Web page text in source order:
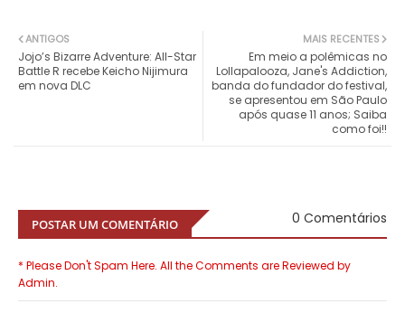
MAIS RECENTES
Em meio a polêmicas no
Lollapalooza, Jane's Addiction,
banda do fundador do festival,
se apresentou em São Paulo
após quase 11 anos; Saiba
como foi!!
ANTIGOS
Jojo’s Bizarre Adventure: All-Star
Battle R recebe Keicho Nijimura
em nova DLC
POSTAR UM COMENTÁRIO 0 Comentários
* Please Don't Spam Here. All the Comments are Reviewed by
Admin.